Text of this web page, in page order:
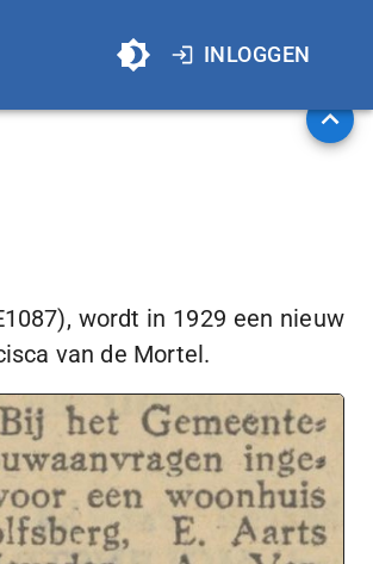
INLOGGEN
wordt in 1929 een nieuw
van de Mortel.